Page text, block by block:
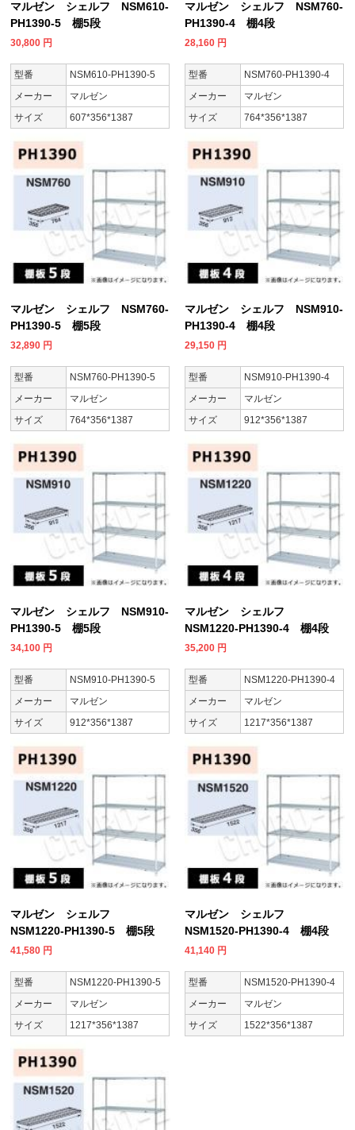
マルゼン シェルフ NSM610-
PH1390-5 棚5段
30,800 円
型番
NSM610-PH1390-5
メーカー
マルゼン
サイズ
607*356*1387
マルゼン シェルフ NSM760-
PH1390-4 棚4段
28,160 円
型番
NSM760-PH1390-4
メーカー
マルゼン
サイズ
764*356*1387
マルゼン シェルフ NSM760-
PH1390-5 棚5段
32,890 円
型番
NSM760-PH1390-5
メーカー
マルゼン
サイズ
764*356*1387
マルゼン シェルフ NSM910-
PH1390-4 棚4段
29,150 円
型番
NSM910-PH1390-4
メーカー
マルゼン
サイズ
912*356*1387
マルゼン シェルフ NSM910-
PH1390-5 棚5段
34,100 円
型番
NSM910-PH1390-5
メーカー
マルゼン
サイズ
912*356*1387
マルゼン シェルフ
NSM1220-PH1390-4 棚4段
35,200 円
型番
NSM1220-PH1390-4
メーカー
マルゼン
サイズ
1217*356*1387
マルゼン シェルフ
NSM1220-PH1390-5 棚5段
41,580 円
型番
NSM1220-PH1390-5
メーカー
マルゼン
サイズ
1217*356*1387
マルゼン シェルフ
NSM1520-PH1390-4 棚4段
41,140 円
型番
NSM1520-PH1390-4
メーカー
マルゼン
サイズ
1522*356*1387